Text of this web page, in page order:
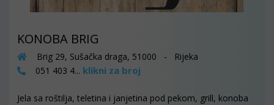
KONOBA BRIG
Brig 29, Sušačka draga, 51000 - Rijeka
051 403 4... klikni za broj
Jela sa roštilja, teletina i janjetina pod pekom, grill, konoba